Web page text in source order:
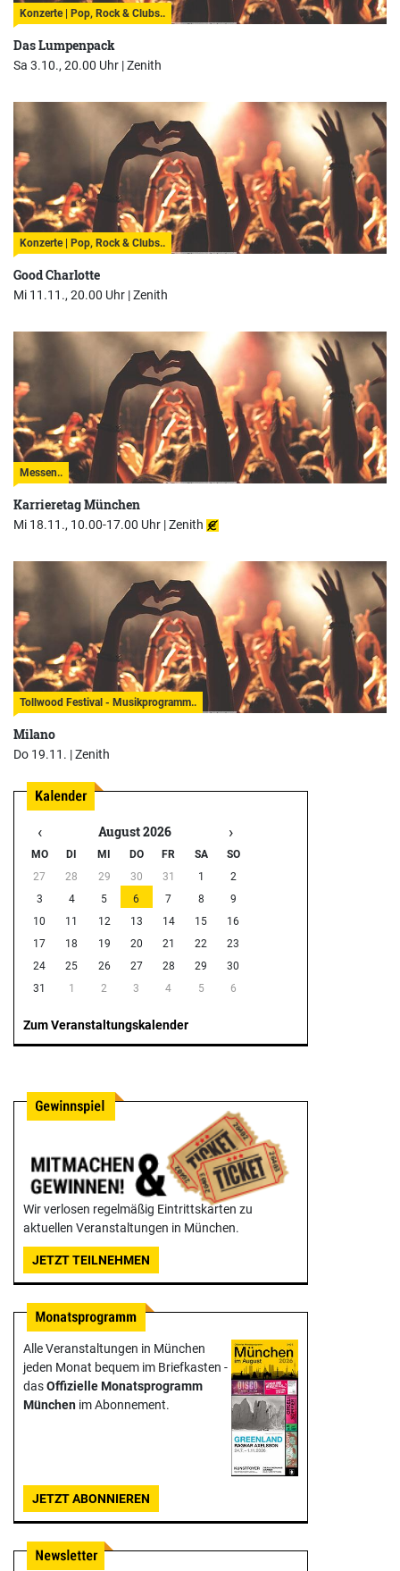
Konzerte | Pop, Rock & Clubs..
Das Lumpenpack
Sa 3.10., 20.00 Uhr |Zenith
Konzerte | Pop, Rock & Clubs..
Good Charlotte
Mi 11.11., 20.00 Uhr |Zenith
Messen..
Karrieretag München
Mi 18.11., 10.00-17.00 Uhr |Zenith
Tollwood Festival - Musikprogramm..
Milano
Do 19.11. |Zenith
‹ August 2026 ›
MO DI MI DO FR SA
SO
27
28 29 30 31 1
2
3
4 5 6 7 8
9
10
11 12 13 14 15
16
17
18 19 20 21 22
23
24
25 26 27 28 29
30
31
1 2 3 4 5 6
Zum Veranstaltungskalender
Wir verlosen regelmäßig Eintrittskarten zu
aktuellen Veranstaltungen in München.
JETZT TEILNEHMEN
Alle Veranstaltungen in München
jeden Monat bequem im Briefkasten -
dasOffizielle Monats­programm
München im Abonnement.
JETZT ABONNIEREN